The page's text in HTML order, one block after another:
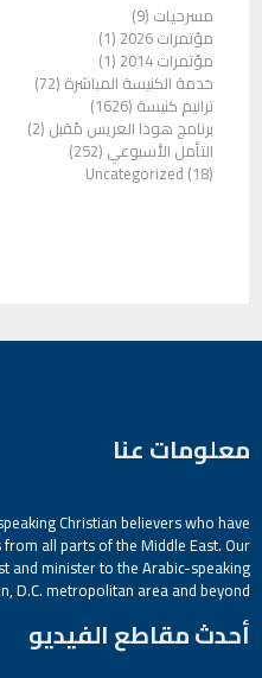
مسرحيات (9)
مؤتمرات 2026 (1)
مؤتمرات 2014 (1)
خدمة الكنيسة المباشرة (72)
ترانيم كنيسة (1626)
برنامج هوذا العريس مًقبل (2)
التأمل الأسبوعي (252)
Uncategorized (18)
معلومات عنا
Christian believers who have
all parts of the Middle East. Our
and minister to the Arabic-speaking
D.C. metropolitan area and beyond.
أحدث مقاطع الفيديو